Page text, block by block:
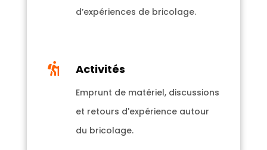
d’expériences de bricolage.
 Activités
Emprunt de matériel, discussions
et retours d'expérience autour
du bricolage.